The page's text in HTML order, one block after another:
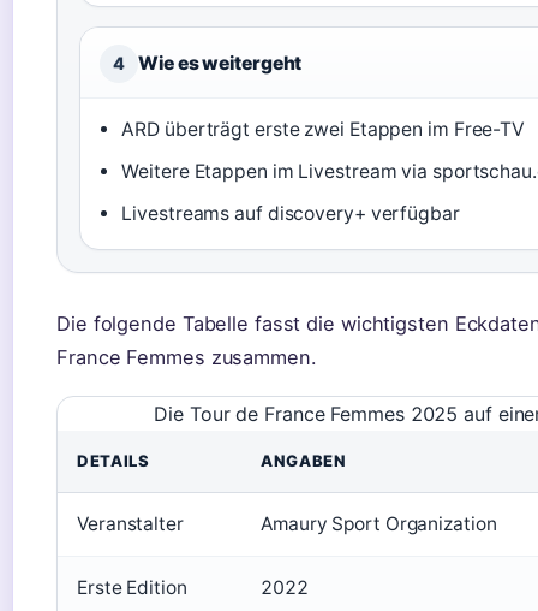
4 Wie es weitergeht
ARD überträgt erste zwei Etappen im Free-TV
Weitere Etappen im Livestream via
Livestreams auf discovery+ verfügbar
Die folgende Tabelle fasst die wichtigsten
France Femmes zusammen.
Die Tour de France Femmes 2025 auf
DETAILS ANGABEN
Veranstalter Amaury Sport Organization
Erste Edition 2022